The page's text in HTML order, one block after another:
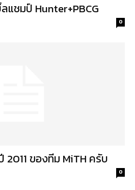
แชมป์ Hunter+PBCG
0
2011 ของทีม MiTH ครับ
0